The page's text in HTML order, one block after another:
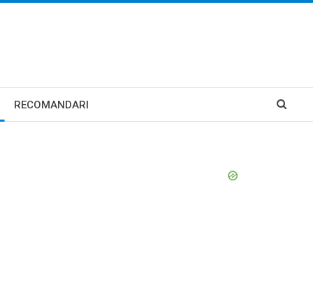
RECOMANDARI